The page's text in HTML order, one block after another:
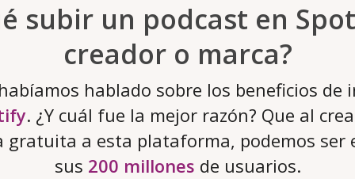
subir un podcast en
creador o marca?
hablado sobre los beneficios de
. ¿Y cuál fue la mejor razón? Que al
a esta plataforma, podemos ser
sus 200 millones de usuarios.